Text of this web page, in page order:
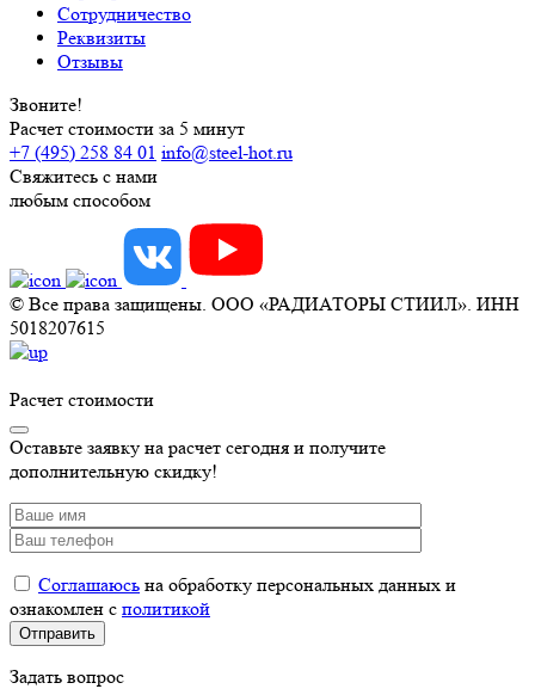
Сотрудничество
Реквизиты
Отзывы
Звоните!
Расчет стоимости за 5 минут
+7 (495) 258 84 01 info@steel-hot.ru
Свяжитесь с нами
любым способом
© Все права защищены. ООО «РАДИАТОРЫ СТИИЛ». ИНН
5018207615
Расчет стоимости
Оставьте заявку на расчет сегодня и получите
дополнительную скидку!
Соглашаюсь на обработку персональных данных и
ознакомлен с политикой
Задать вопрос